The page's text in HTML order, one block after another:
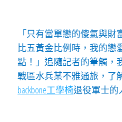
「只有當單戀的傻氣與
比五黃金比例時，我的戀
點！」追隨記者的筆觸，
戰區水兵某不雅通旅，了
backbone工學椅退役軍士的